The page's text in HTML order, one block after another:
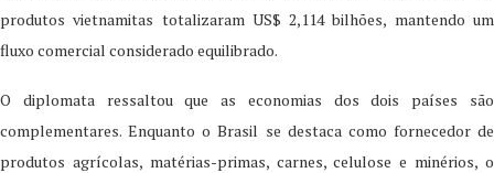
produtos vietnamitas totalizaram US$ 2,114 bilhões, mantendo um
fluxo comercial considerado equilibrado.
O diplomata ressaltou que as economias dos dois países são
complementares. Enquanto o Brasil se destaca como fornecedor de
produtos agrícolas, matérias-primas, carnes, celulose e minérios, o